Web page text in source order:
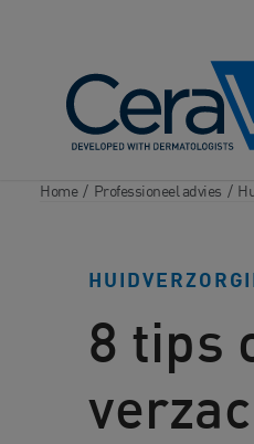
Home / Professioneel advies /
8 tips